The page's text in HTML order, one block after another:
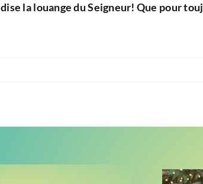
la louange du Seigneur! Que pour